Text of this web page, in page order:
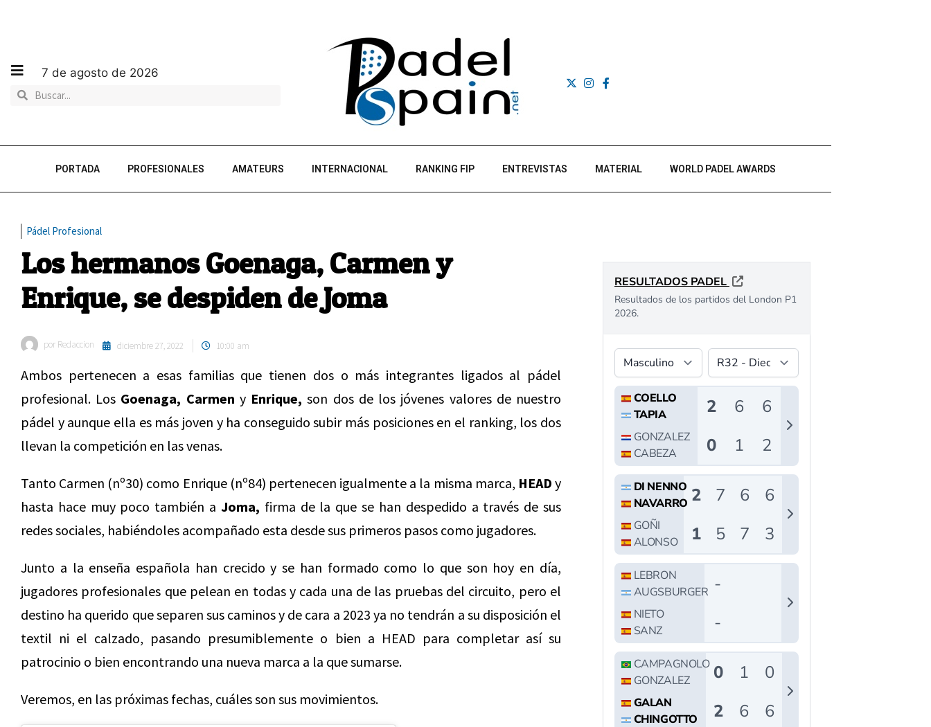
7 de agosto de 2026
PORTADA PROFESIONALES AMATEURS INTERNACIONAL RANKING FIP ENTREVISTAS MATERIAL WORLD PADEL AWARDS
Pádel Profesional
Los hermanos Goenaga, Carmen y
Enrique, se despiden de Joma
por Redaccion diciembre 27, 2022 10:00 am
Ambos pertenecen a esas familias que tienen dos o más integrantes ligados al pádel
profesional. Los Goenaga, Carmen y Enrique, son dos de los jóvenes valores de nuestro
pádel y aunque ella es más joven y ha conseguido subir más posiciones en el ranking, los dos
llevan la competición en las venas.
Tanto Carmen (nº30) como Enrique (nº84) pertenecen igualmente a la misma marca, HEAD y
hasta hace muy poco también a Joma, firma de la que se han despedido a través de sus
redes sociales, habiéndoles acompañado esta desde sus primeros pasos como jugadores.
Junto a la enseña española han crecido y se han formado como lo que son hoy en día,
jugadores profesionales que pelean en todas y cada una de las pruebas del circuito, pero el
destino ha querido que separen sus caminos y de cara a 2023 ya no tendrán a su disposición el
textil ni el calzado, pasando presumiblemente o bien a HEAD para completar así su
patrocinio o bien encontrando una nueva marca a la que sumarse.
Veremos, en las próximas fechas, cuáles son sus movimientos.